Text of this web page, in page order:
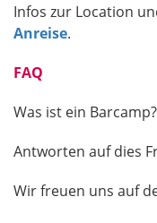
Infos zur Location
Anreise.
FAQ
Was ist ein
Antworten auf dies
Wir freuen uns auf